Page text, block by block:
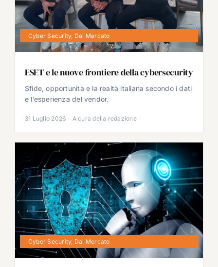
Cyber Security, Dal Mercato
ESET e le nuove frontiere della cybersecurity
Sfide, opportunità e la realtà italiana secondo i dati
e l’esperienza del vendor.
31 Luglio 2026 · A cura della redazione
Cyber Security, Dal Mercato